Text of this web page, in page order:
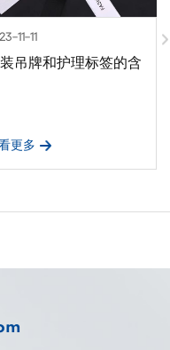
11-11
吊牌和护理标签的含
更多